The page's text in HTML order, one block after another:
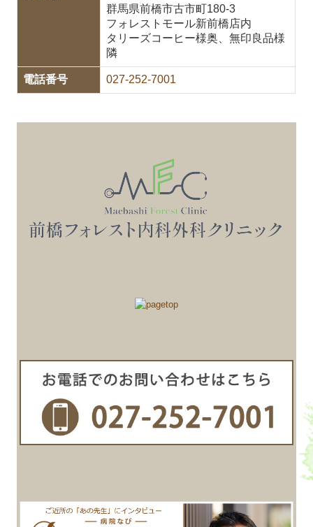
群馬県前橋市古市町180-3
フォレストモール新前橋店内
タリーズコーヒー様奥、無印良品様
隣
電話番号 027-252-7001